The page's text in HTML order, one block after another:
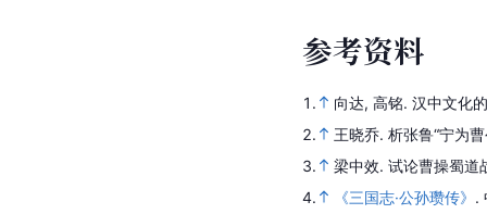
参考资料
1. 向达, 高铭. 汉中文化
2.
王晓乔. 析张鲁“宁为
3.
梁中效. 试论曹操蜀道
4.
《三国志·公孙瓒传》 .